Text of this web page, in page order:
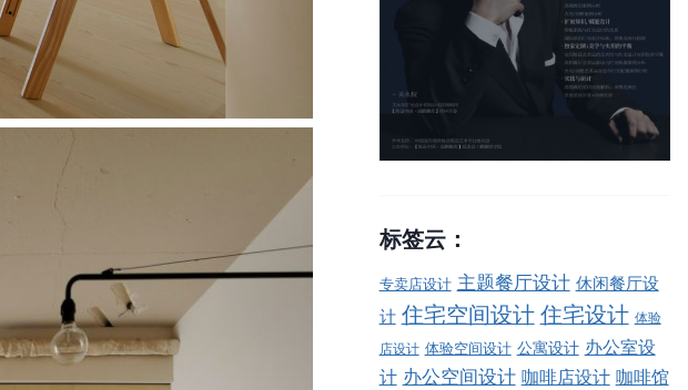
标签云：
专卖店设计 主题餐厅设计 休闲餐厅设
计 住宅空间设计 住宅设计 体验
店设计 体验空间设计 公寓设计 办公室设
计 办公空间设计 咖啡店设计 咖啡馆